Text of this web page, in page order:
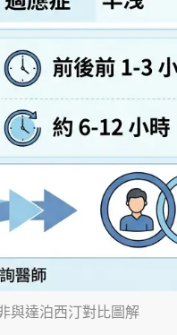
與達泊西汀對比圖解